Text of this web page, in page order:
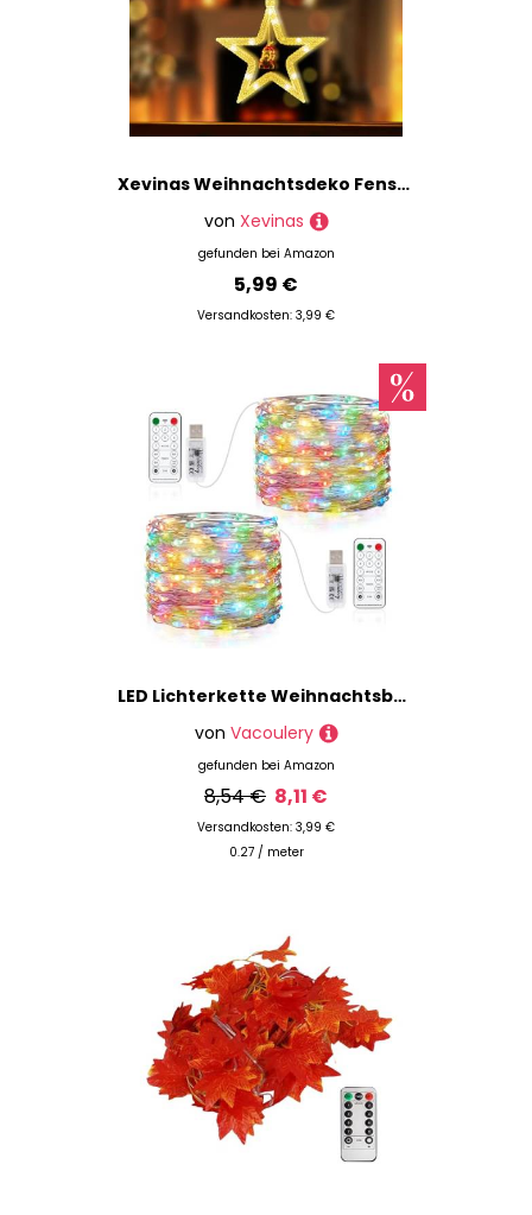
Xevinas Weihnachtsdeko Fenster LED Lichter, Fenster Lichterkette Weihnachten Mit Saugnapf, Led Weihnachtsbeleuchtung Innenfenster Dekorationen Batteriebetrieben, Weihnachtsstern Beleuchtet (C)
von Xevinas
gefunden bei Amazon
5,99 €
Versandkosten: 3,99 €
LED Lichterkette Weihnachtsbaum, 2 x 150LEDs USB Kupferdraht Lichterkette mit Fernbedienung 8 Programm Timer Kupferdraht Lichterkette Innen für Zimmer, Party, Hochzeit
von Vacoulery
gefunden bei Amazon
8,54 € 8,11 €
Versandkosten: 3,99 €
0.27 / meter